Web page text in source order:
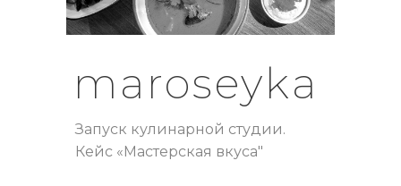
maroseyka
Запуск кулинарной студии.
Кейс «Мастерская вкуса"